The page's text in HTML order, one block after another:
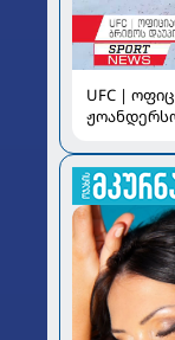
UFC |